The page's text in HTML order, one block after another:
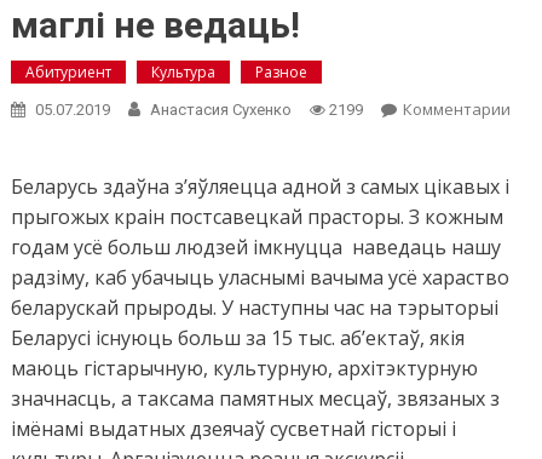
маглі не ведаць!
Абитуриент Культура Разное
05.07.2019 Анастасия Сухенко 2199 Комментарии
Беларусь здаўна з’яўляецца адной з самых цікавых і
прыгожых краін постсавецкай прасторы. З кожным
годам усё больш людзей імкнуцца наведаць нашу
радзіму, каб убачыць уласнымі вачыма усё хараство
беларускай прыроды. У наступны час на тэрыторыі
Беларусі існуюць больш за 15 тыс. аб’ектаў, якія
маюць гістарычную, культурную, архітэктурную
значнасць, а таксама памятных месцаў, звязаных з
імёнамі выдатных дзеячаў сусветнай гісторыі і